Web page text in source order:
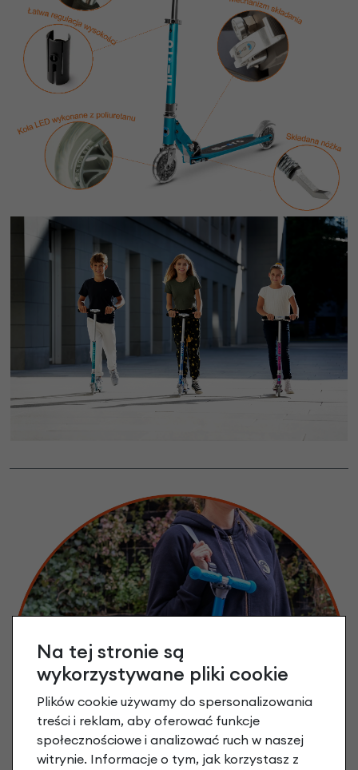
Na tej stronie są
wykorzystywane pliki cookie
Plików cookie używamy do spersonalizowania
treści i reklam, aby oferować funkcje
społecznościowe i analizować ruch w naszej
witrynie. Informacje o tym, jak korzystasz z